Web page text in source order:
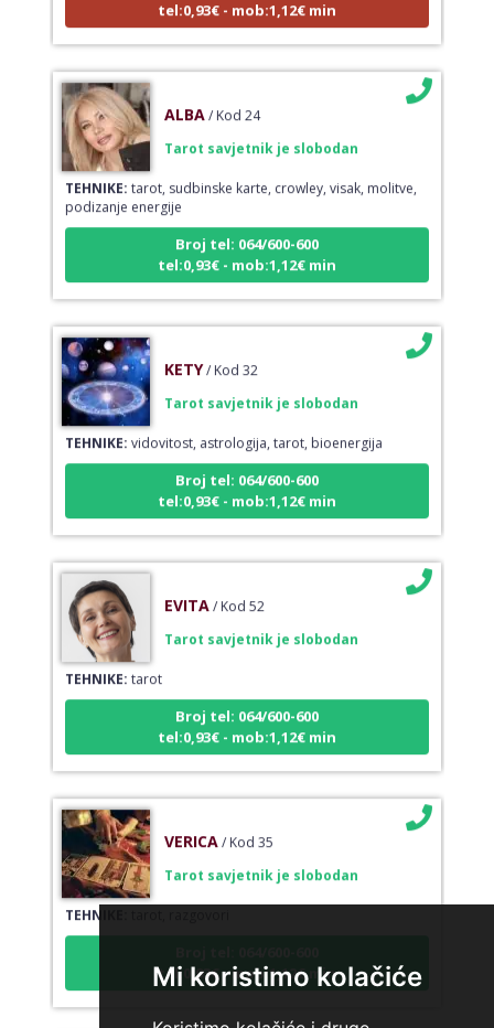
Mi koristimo kolačiće
/ Kod 24
Tarot savjetnik je slobodan
TEHNIKE:tarot, sudbinske karte, crowley, visak, molitve,
podizanje energije
Broj tel: 064/600-600
tel:0,93€ - mob:1,12€ min
/ Kod 32
Tarot savjetnik je slobodan
TEHNIKE:vidovitost, astrologija, tarot, bioenergija
Broj tel: 064/600-600
tel:0,93€ - mob:1,12€ min
/ Kod 52
Tarot savjetnik je slobodan
TEHNIKE:tarot
Broj tel: 064/600-600
tel:0,93€ - mob:1,12€ min
/ Kod 35
Tarot savjetnik je slobodan
TEHNIKE:tarot, razgovori
tel:0,93€ - mob:1,12€ min